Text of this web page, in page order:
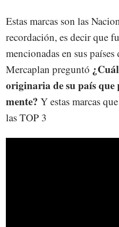
Estas marcas son las
recordación, es decir que
mencionadas en sus
Mercaplan preguntó
originaria de su país que
mente? Y estas marcas
las TOP 3